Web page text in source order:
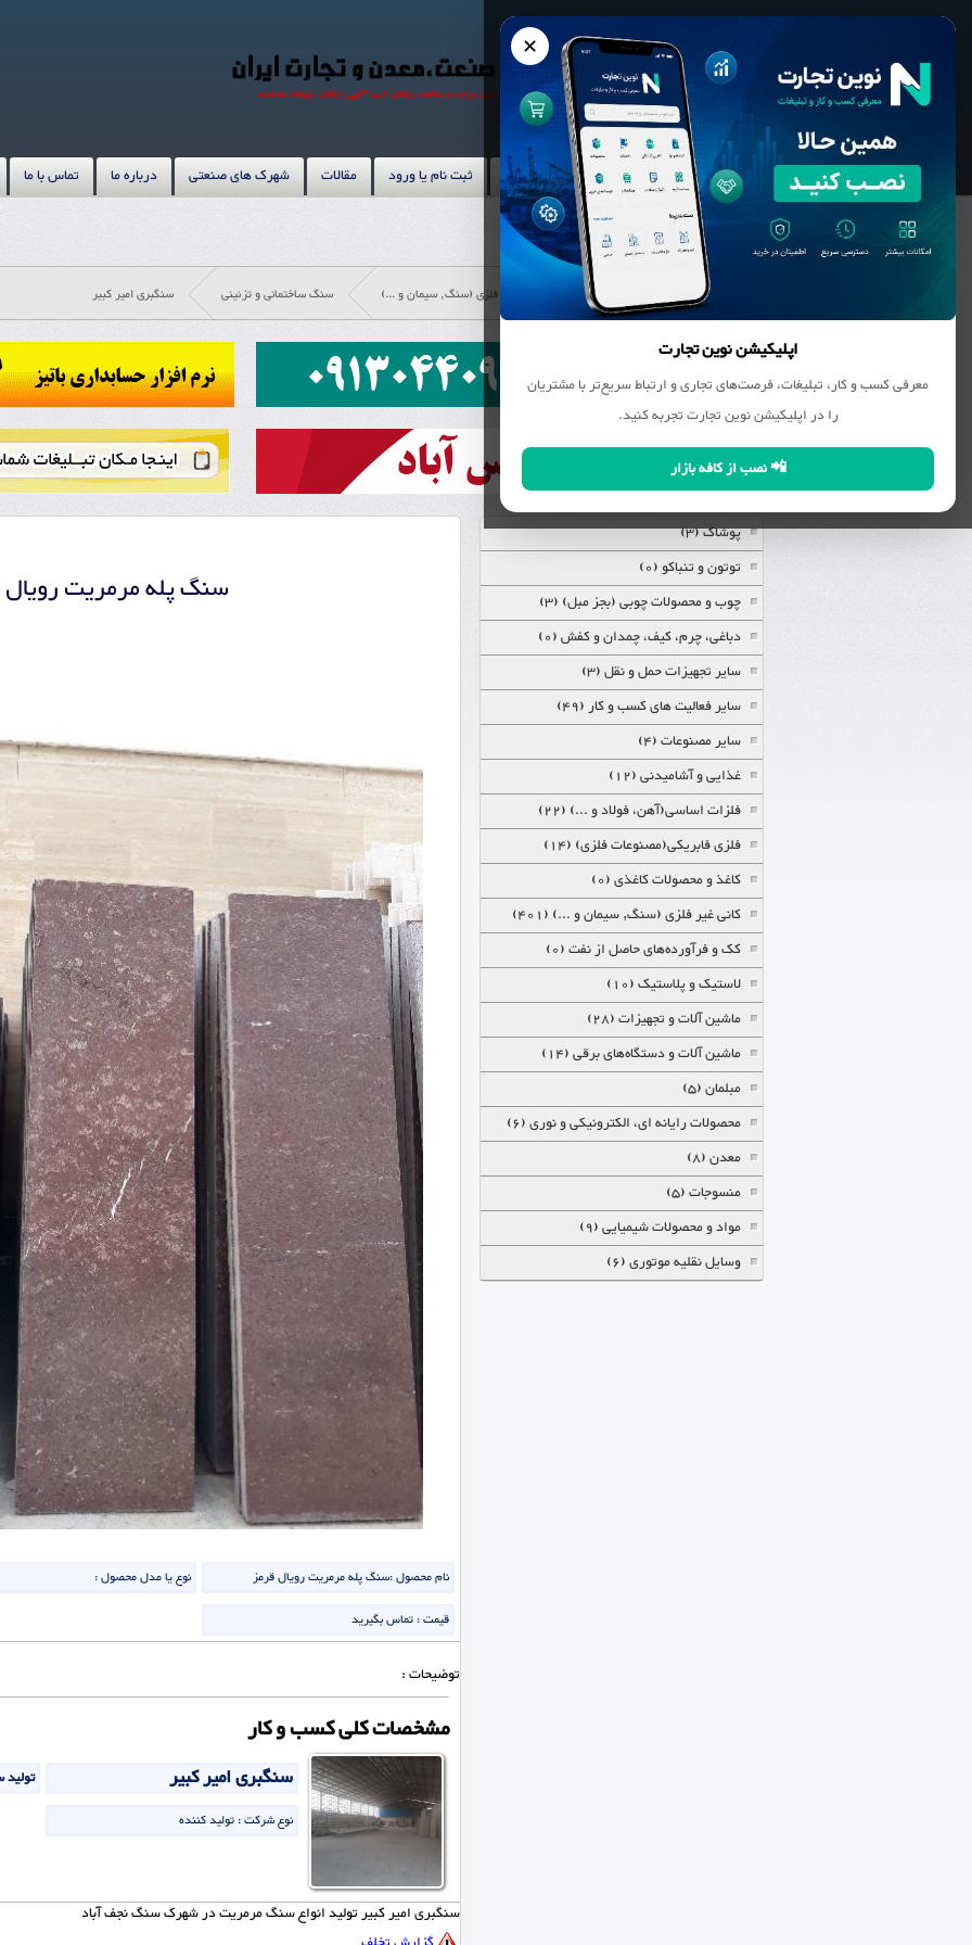
✕
اپلیکیشن نوین تجارت
معرفی کسب و کار، تبلیغات، فرصت‌های تجاری و ارتباط سریع‌تر با مشتریان
را در اپلیکیشن نوین تجارت تجربه کنید.
📲 نصب از کافه بازار
نوین تجارت بانک مشاغل محصولات ثبت نام یا ورود مقالات شهرک های صنعتی درباره ما تماس با ما
بانک مشاغل کانی غیر فلزی (سنگ, سیمان و ...) سنگ ساختمانی و تزئینی سنگبری امیر کبیر
پوشاک (3)
توتون و تنباکو (0)
چوب و محصولات چوبی (بجز مبل) (3)
دباغی، چرم، کیف، چمدان و کفش (0)
سایر تجهیزات حمل و نقل (3)
سایر فعالیت های کسب و کار (49)
سایر مصنوعات (4)
غذایی و آشامیدنی (12)
فلزات اساسی(آهن، فولاد و ...) (22)
فلزی فابریکی(مصنوعات فلزی) (14)
کاغذ و محصولات کاغذی (0)
کانی غیر فلزی (سنگ, سیمان و ...) (401)
کک و فرآورده‌های حاصل از نفت (0)
لاستیک و پلاستیک (10)
ماشین آلات و تجهیزات (28)
ماشین آلات و دستگاه‌های برقی (14)
مبلمان (5)
محصولات رایانه ای، الکترونیکی و نوری (6)
معدن (8)
منسوجات (5)
مواد و محصولات شیمیایی (9)
وسایل نقلیه موتوری (6)
سنگ پله مرمریت
نام محصول :سنگ پله مرمریت رویال قرمز
نوع یا مدل محصول :
قیمت :تماس بگیرید
توضیحات :
مشخصات کلی کسب و کار
سنگبری امیر کبیر
نوع شرکت :تولید کننده
سنگبری امیر کبیر تولید انواع سنگ مرمریت در شهرک سنگ نجف آباد